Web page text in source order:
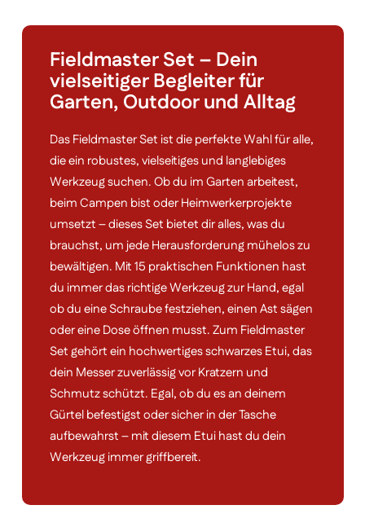
Fieldmaster Set – Dein
vielseitiger Begleiter für
Garten, Outdoor und Alltag
Das Fieldmaster Set ist die perfekte Wahl für alle,
die ein robustes, vielseitiges und langlebiges
Werkzeug suchen. Ob du im Garten arbeitest,
beim Campen bist oder Heimwerkerprojekte
umsetzt – dieses Set bietet dir alles, was du
brauchst, um jede Herausforderung mühelos zu
bewältigen. Mit 15 praktischen Funktionen hast
du immer das richtige Werkzeug zur Hand, egal
ob du eine Schraube festziehen, einen Ast sägen
oder eine Dose öffnen musst. Zum Fieldmaster
Set gehört ein hochwertiges schwarzes Etui, das
dein Messer zuverlässig vor Kratzern und
Schmutz schützt. Egal, ob du es an deinem
Gürtel befestigst oder sicher in der Tasche
aufbewahrst – mit diesem Etui hast du dein
Werkzeug immer griffbereit.